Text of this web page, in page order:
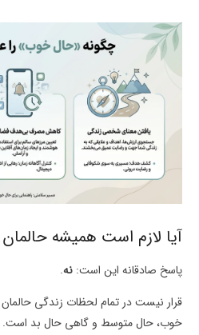
آیا لازم است همیشه
پاسخ صادقانه این است: نه.
قرار نیست در تمام لحظات زندگی
خوب، حال متوسط و گاهی حال بد است.